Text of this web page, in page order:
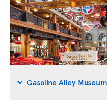
Gasoline Alley Museum